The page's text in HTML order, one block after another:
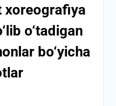
xoreografiya
o‘tadigan
bo‘yicha